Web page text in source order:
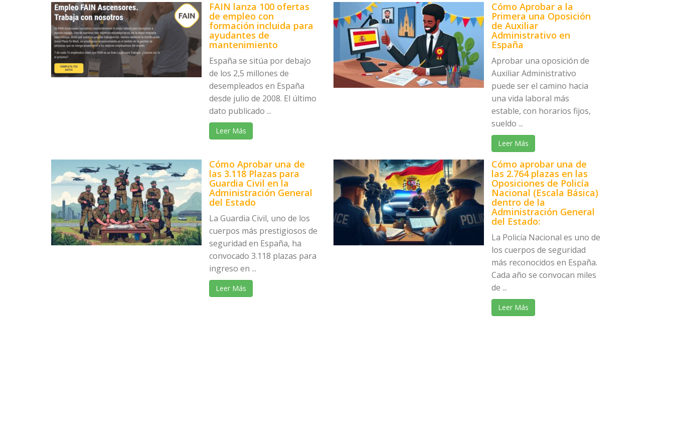
FAIN lanza 100 ofertas
de empleo con
formación incluida para
ayudantes de
mantenimiento
España se sitúa por debajo
de los 2,5 millones de
desempleados en España
desde julio de 2008. El último
dato publicado ...
Leer Más
Cómo Aprobar a la
Primera una Oposición
de Auxiliar
Administrativo en
España
Aprobar una oposición de
Auxiliar Administrativo
puede ser el camino hacia
una vida laboral más
estable, con horarios fijos,
sueldo ...
Leer Más
Cómo Aprobar una de
las 3.118 Plazas para
Guardia Civil en la
Administración General
del Estado
La Guardia Civil, uno de los
cuerpos más prestigiosos de
seguridad en España, ha
convocado 3.118 plazas para
ingreso en ...
Leer Más
Cómo aprobar una de
las 2.764 plazas en las
Oposiciones de Policía
Nacional (Escala Básica)
dentro de la
Administración General
del Estado:
La Policía Nacional es uno de
los cuerpos de seguridad
más reconocidos en España.
Cada año se convocan miles
de ...
Leer Más